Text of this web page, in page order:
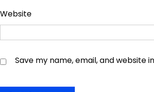
Website
Save my name, email, and website